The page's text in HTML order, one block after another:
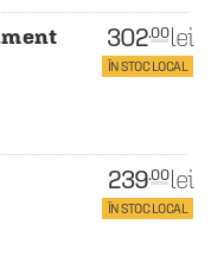
302.00 lei
ÎN STOC LOCAL
239.00 lei
ÎN STOC LOCAL